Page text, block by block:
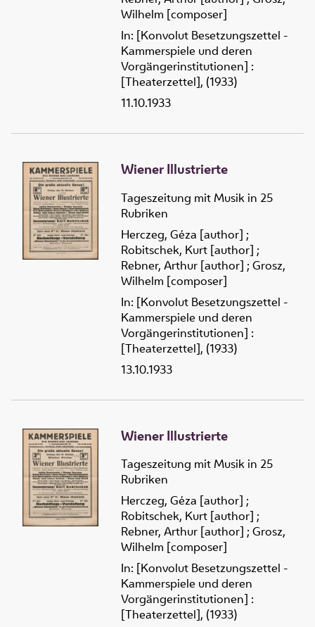
Wilhelm [composer]
In: [Konvolut Besetzungszettel -
Kammerspiele und deren
Vorgängerinstitutionen] :
[Theaterzettel], (1933)
11.10.1933
Wiener Illustrierte
Tageszeitung mit Musik in 25
Rubriken
Herczeg, Géza [author] ;
Robitschek, Kurt [author] ;
Rebner, Arthur [author] ; Grosz,
Wilhelm [composer]
In: [Konvolut Besetzungszettel -
Kammerspiele und deren
Vorgängerinstitutionen] :
[Theaterzettel], (1933)
13.10.1933
Wiener Illustrierte
Tageszeitung mit Musik in 25
Rubriken
Herczeg, Géza [author] ;
Robitschek, Kurt [author] ;
Rebner, Arthur [author] ; Grosz,
Wilhelm [composer]
In: [Konvolut Besetzungszettel -
Kammerspiele und deren
Vorgängerinstitutionen] :
[Theaterzettel], (1933)